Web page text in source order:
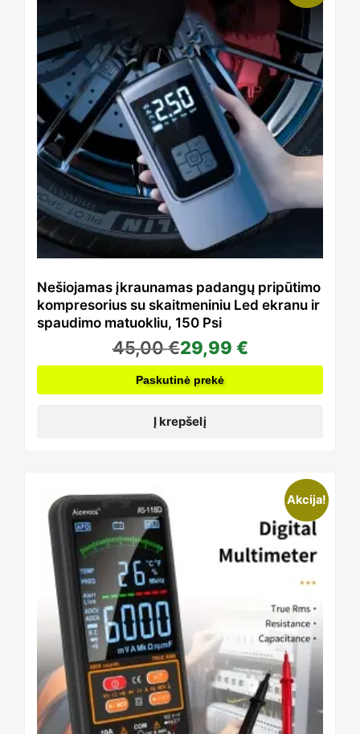
Nešiojamas įkraunamas padangų pripūtimo
kompresorius su skaitmeniniu Led ekranu ir
spaudimo matuokliu, 150 Psi
45,00€29,99 €
Paskutinė prekė
Į krepšelį
Akcija!